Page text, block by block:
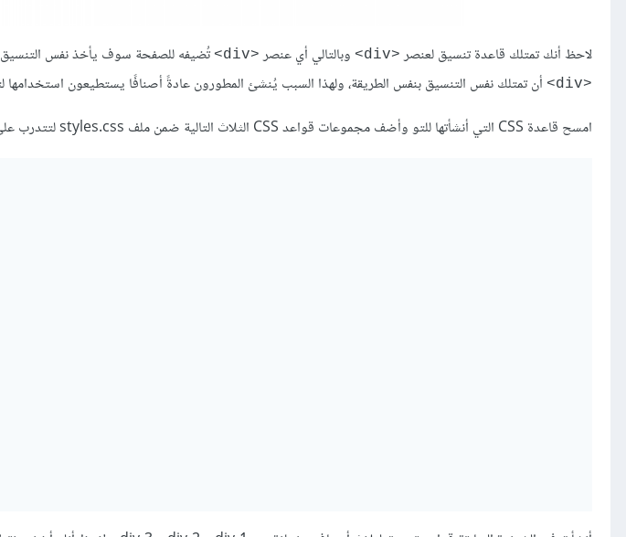
لاحظ أنك تمتلك قاعدة تنسيق لعنصر <div> وبالتالي أي عنصر <div> تُضيفه للصفحة سوف يأخذ نفس التنسيق،
<div> أن تمتلك نفس التنسيق بنفس الطريقة، ولهذا السبب يُنشئ المطورون عادةً أصنافًا يستطيعون
امسح قاعدة CSS التي أنشأتها للتو وأضف مجموعات قواعد CSS الثلاث التالية ضمن ملف styles.css لتتدرب على إنشاء أصناف لعناصر